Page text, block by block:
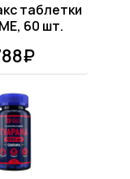
таблетки
60 шт.